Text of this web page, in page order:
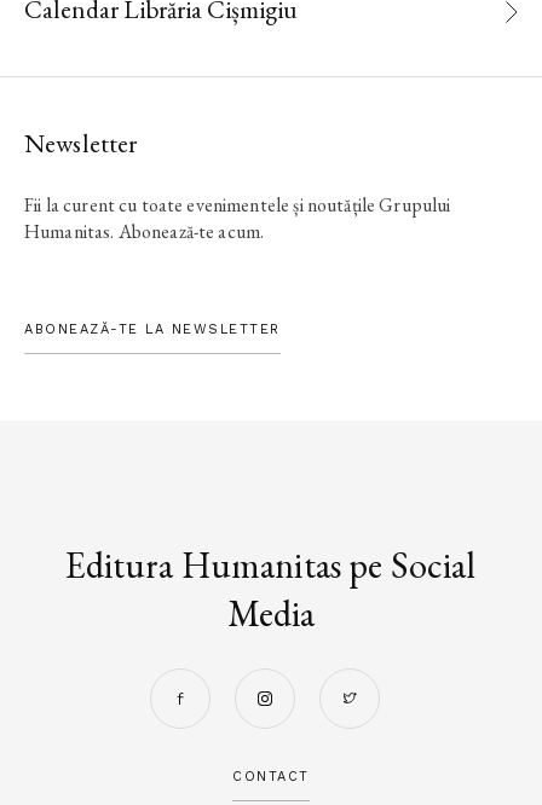
Calendar Librăria Cișmigiu
Newsletter
Fii la curent cu toate evenimentele și noutățile Grupului
Humanitas. Abonează-te acum.
ABONEAZĂ-TE LA NEWSLETTER
Editura Humanitas pe Social
Media
CONTACT